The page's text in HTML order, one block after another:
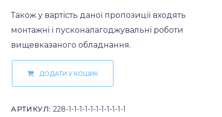
Також у вартість даної пропозиції входять
монтажні і пусконалагоджувальні роботи
вищевказаного обладнання.
ДОДАТИ У КОШИК
АРТИКУЛ: 228-1-1-1-1-1-1-1-1-1-1-1